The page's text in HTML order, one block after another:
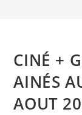
CINÉ +
AINÉS
AOUT